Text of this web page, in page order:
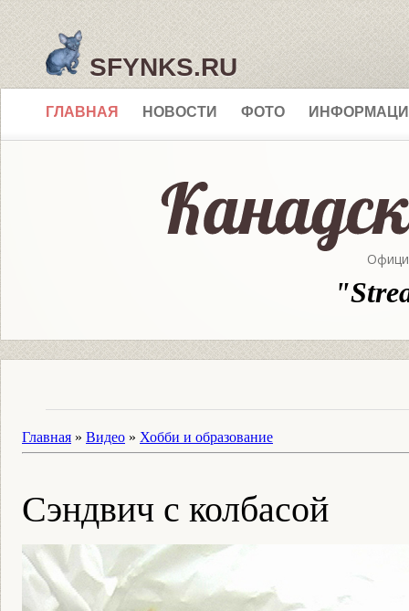
SFYNKS.RU
ГЛАВНАЯ НОВОСТИ ФОТО
Главная » Видео » Хобби и образование
Сэндвич с колбасой